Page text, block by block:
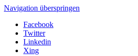
Navigation überspringen
Facebook
Twitter
Linkedin
Xing